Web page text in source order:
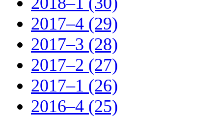
2017–4 (29)
2017–3 (28)
2017–2 (27)
2017–1 (26)
2016–4 (25)